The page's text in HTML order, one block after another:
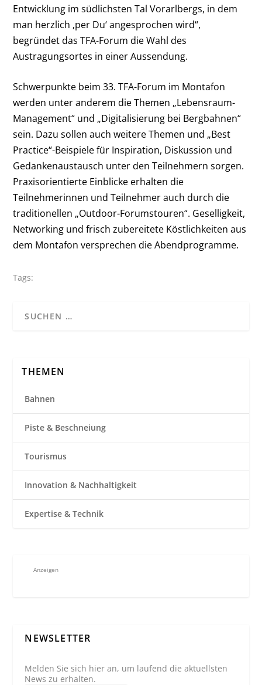
Entwicklung im südlichsten Tal Vorarlbergs, in dem
man herzlich ‚per Du‘ angesprochen wird“,
begründet das TFA-Forum die Wahl des
Austragungsortes in einer Aussendung.
Schwerpunkte beim 33. TFA-Forum im Montafon
werden unter anderem die Themen „Lebensraum-
Management“ und „Digitalisierung bei Bergbahnen“
sein. Dazu sollen auch weitere Themen und „Best
Practice“-Beispiele für Inspiration, Diskussion und
Gedankenaustausch unter den Teilnehmern sorgen.
Praxisorientierte Einblicke erhalten die
Teilnehmerinnen und Teilnehmer auch durch die
traditionellen „Outdoor-Forumstouren“. Geselligkeit,
Networking und frisch zubereitete Köstlichkeiten aus
dem Montafon versprechen die Abendprogramme.
Tags:
THEMEN
Bahnen
Piste & Beschneiung
Tourismus
Innovation & Nachhaltigkeit
Expertise & Technik
Anzeigen
NEWSLETTER
Melden Sie sich hier an, um laufend die aktuellsten
News zu erhalten.